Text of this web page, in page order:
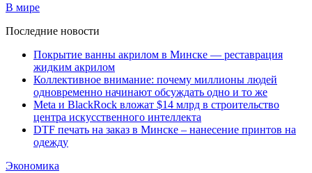
В мире
Последние новости
Покрытие ванны акрилом в Минске — реставрация
жидким акрилом
Коллективное внимание: почему миллионы людей
одновременно начинают обсуждать одно и то же
Meta и BlackRock вложат $14 млрд в строительство
центра искусственного интеллекта
DTF печать на заказ в Минске – нанесение принтов на
одежду
Экономика